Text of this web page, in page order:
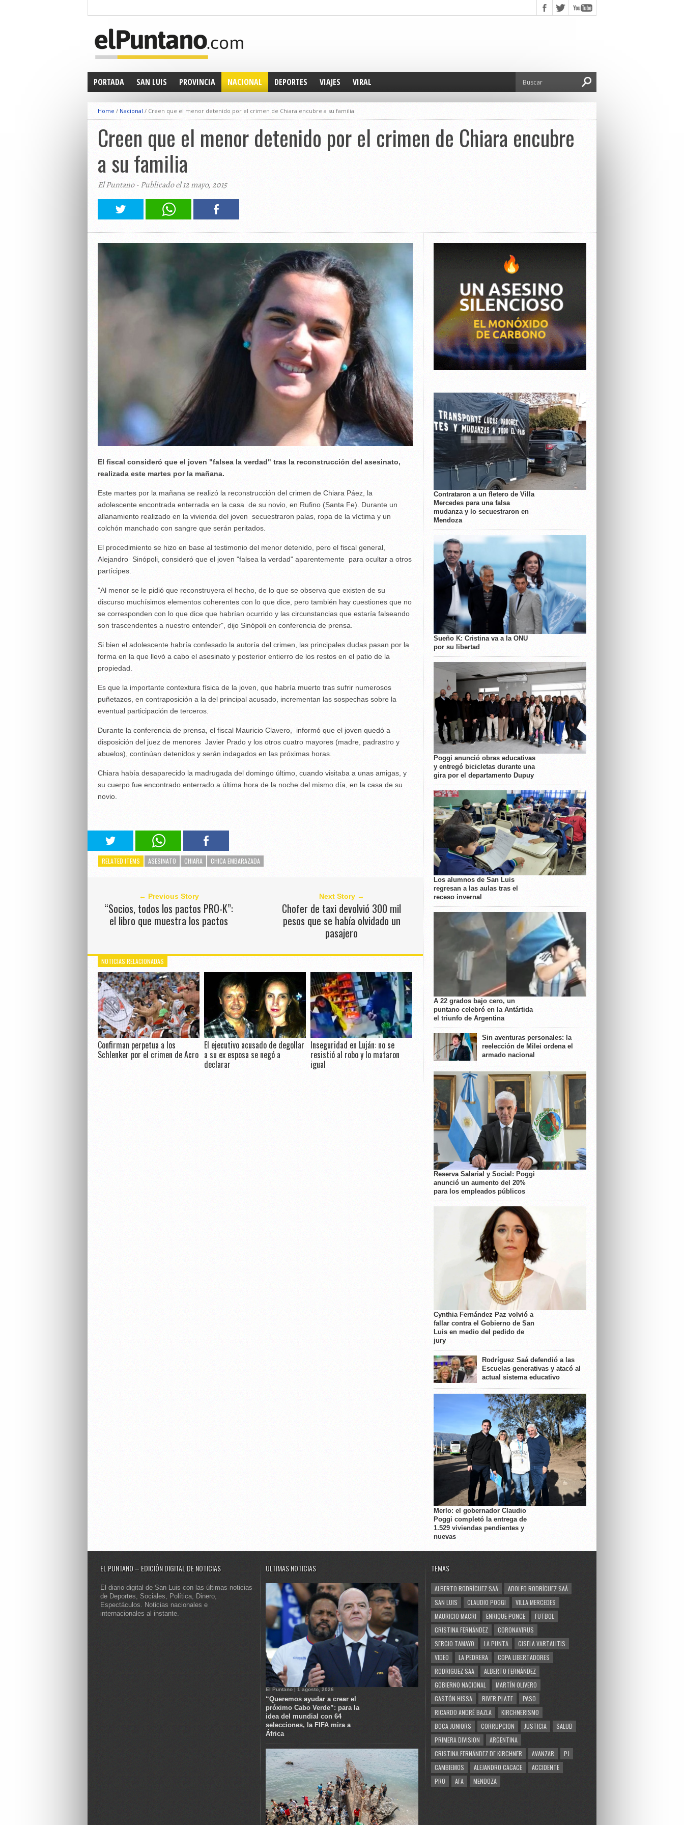
PORTADA SAN LUIS PROVINCIA NACIONAL DEPORTES VIAJES VIRAL
Home / Nacional / Creen que el menor detenido por el crimen de Chiara encubre a su familia
Creen que el menor detenido por el crimen de Chiara encubre
a su familia
El Puntano - Publicado el 12 mayo, 2015
El fiscal consideró que el joven "falsea la verdad" tras la reconstrucción del asesinato,
realizada este martes por la mañana.
Este martes por la mañana se realizó la reconstrucción del crimen de Chiara Páez, la
adolescente encontrada enterrada en la casa de su novio, en Rufino (Santa Fe). Durante un
allanamiento realizado en la vivienda del joven secuestraron palas, ropa de la víctima y un
colchón manchado con sangre que serán peritados.
El procedimiento se hizo en base al testimonio del menor detenido, pero el fiscal general,
Alejandro Sinópoli, consideró que el joven "falsea la verdad" aparentemente para ocultar a otros
partícipes.
"Al menor se le pidió que reconstruyera el hecho, de lo que se observa que existen de su
discurso muchísimos elementos coherentes con lo que dice, pero también hay cuestiones que no
se corresponden con lo que dice que habrían ocurrido y las circunstancias que estaría falseando
son trascendentes a nuestro entender", dijo Sinópoli en conferencia de prensa.
Si bien el adolescente habría confesado la autoría del crimen, las principales dudas pasan por la
forma en la que llevó a cabo el asesinato y posterior entierro de los restos en el patio de la
propiedad.
Es que la importante contextura física de la joven, que habría muerto tras sufrir numerosos
puñetazos, en contraposición a la del principal acusado, incrementan las sospechas sobre la
eventual participación de terceros.
Durante la conferencia de prensa, el fiscal Mauricio Clavero, informó que el joven quedó a
disposición del juez de menores Javier Prado y los otros cuatro mayores (madre, padrastro y
abuelos), continúan detenidos y serán indagados en las próximas horas.
Chiara había desaparecido la madrugada del domingo último, cuando visitaba a unas amigas, y
su cuerpo fue encontrado enterrado a última hora de la noche del mismo día, en la casa de su
novio.
RELATED ITEMS ASESINATO CHIARA CHICA EMBARAZADA
← Previous Story
“Socios, todos los pactos PRO-K”:
el libro que muestra los pactos
Next Story →
Chofer de taxi devolvió 300 mil
pesos que se había olvidado un
pasajero
NOTICIAS RELACIONADAS
Confirman perpetua a los
Schlenker por el crimen de Acro
El ejecutivo acusado de degollar
a su ex esposa se negó a
declarar
Inseguridad en Luján: no se
resistió al robo y lo mataron
igual
Contrataron a un fletero de Villa
Mercedes para una falsa
mudanza y lo secuestraron en
Mendoza
Sueño K: Cristina va a la ONU
por su libertad
Poggi anunció obras educativas
y entregó bicicletas durante una
gira por el departamento Dupuy
Los alumnos de San Luis
regresan a las aulas tras el
receso invernal
A 22 grados bajo cero, un
puntano celebró en la Antártida
el triunfo de Argentina
Sin aventuras personales: la
reelección de Milei ordena el
armado nacional
Reserva Salarial y Social: Poggi
anunció un aumento del 20%
para los empleados públicos
Cynthia Fernández Paz volvió a
fallar contra el Gobierno de San
Luis en medio del pedido de
jury
Rodríguez Saá defendió a las
Escuelas generativas y atacó al
actual sistema educativo
Merlo: el gobernador Claudio
Poggi completó la entrega de
1.529 viviendas pendientes y
nuevas
EL PUNTANO – EDICIÓN DIGITAL DE NOTICIAS
El diario digital de San Luis con las últimas noticias
de Deportes, Sociales, Política, Dinero,
Espectáculos. Noticias nacionales e
internacionales al instante.
ULTIMAS NOTICIAS
El Puntano | 1 agosto, 2026
“Queremos ayudar a crear el
próximo Cabo Verde”: para la
idea del mundial con 64
selecciones, la FIFA mira a
África
TEMAS
ALBERTO RODRÍGUEZ SAÁ
ADOLFO RODRÍGUEZ SAÁ
SAN LUIS
CLAUDIO POGGI
VILLA MERCEDES
MAURICIO MACRI
ENRIQUE PONCE
FUTBOL
CRISTINA FERNÁNDEZ
CORONAVIRUS
SERGIO TAMAYO
LA PUNTA
GISELA VARTALITIS
VIDEO
LA PEDRERA
COPA LIBERTADORES
RODRIGUEZ SAA
ALBERTO FERNÁNDEZ
GOBIERNO NACIONAL
MARTÍN OLIVERO
GASTÓN HISSA
RIVER PLATE
PASO
RICARDO ANDRÉ BAZLA
KIRCHNERISMO
BOCA JUNIORS
CORRUPCION JUSTICIA
SALUD
PRIMERA DIVISION
ARGENTINA
CRISTINA FERNÁNDEZ DE KIRCHNER
AVANZAR
PJ
CAMBIEMOS
ALEJANDRO CACACE
ACCIDENTE
PRO
AFA MENDOZA